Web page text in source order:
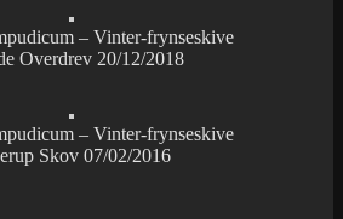
– Vinter-frynseskive
Overdrev 20/12/2018
– Vinter-frynseskive
Skov 07/02/2016